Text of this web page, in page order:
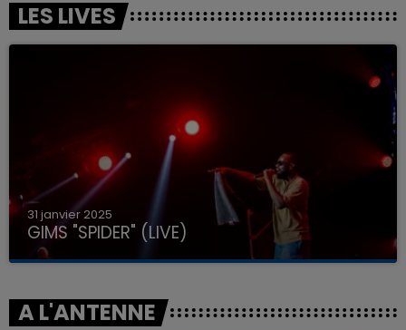
LES LIVES
31 janvier 2025
GIMS "SPIDER" (LIVE)
A L'ANTENNE